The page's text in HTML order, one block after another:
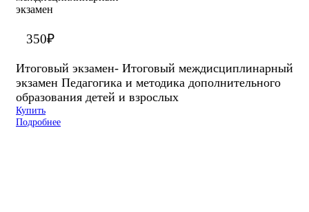
350₽
Итоговый экзамен- Итоговый междисциплинарный
экзамен Педагогика и методика дополнительного
образования детей и взрослых
Купить
Подробнее